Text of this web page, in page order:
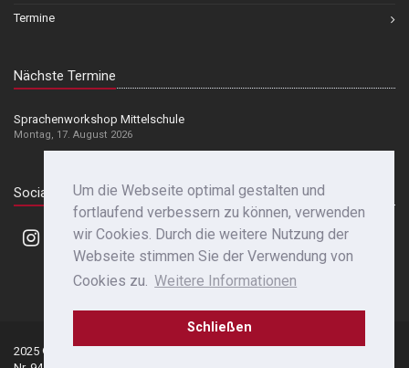
Um die Webseite optimal gestalten und
fortlaufend verbessern zu können, verwenden
wir Cookies. Durch die weitere Nutzung der
Webseite stimmen Sie der Verwendung von
Cookies zu. Weitere Informationen
Schließen
Termine
Nächste Termine
Sprachenworkshop Mittelschule
Montag, 17. August 2026
Social Media
2025 © Franziskanergymnasium Bozen | St.-
Datenschutz|